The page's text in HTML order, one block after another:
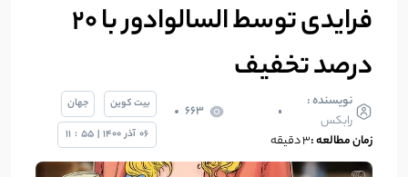
فرایدی توسط السالوادور با ۲۰
درصد تخفیف
نویسنده :
رابکس
663
زمان مطالعه :3 دقیقه
بیت کوین
جهان
06 آذر 1400
|
55
:
11